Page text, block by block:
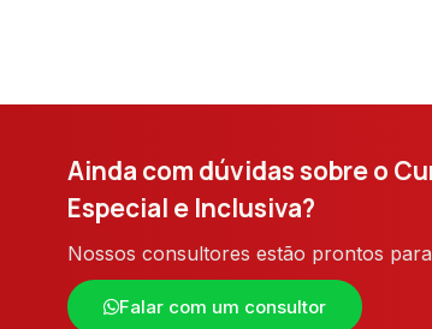
Ainda com dúvidas sobre o
Especial e Inclusiva?
Nossos consultores estão prontos
Falar com um consultor